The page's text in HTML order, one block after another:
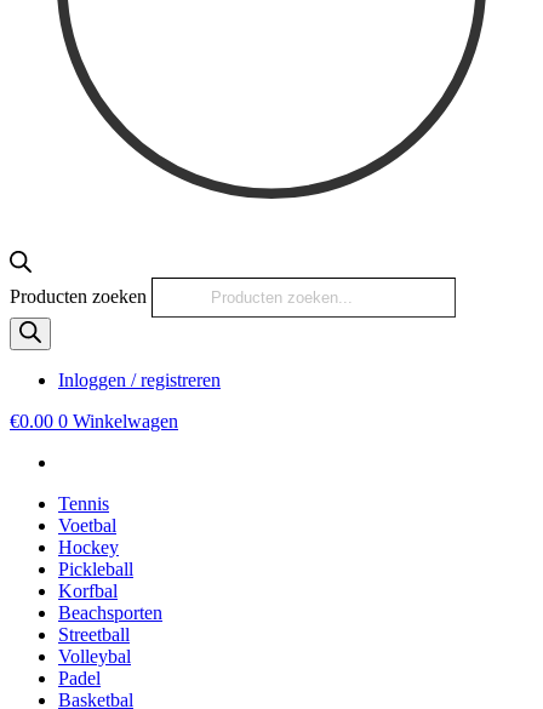
Producten zoeken
Inloggen / registreren
€0.00 0 Winkelwagen
Tennis
Voetbal
Hockey
Pickleball
Korfbal
Beachsporten
Streetball
Volleybal
Padel
Basketbal